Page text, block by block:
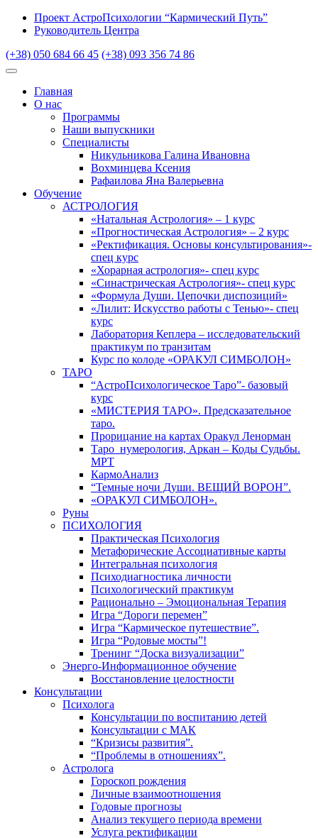
Проект АстроПсихологии “Кармический Путь”
Руководитель Центра
(+38) 050 684 66 45 (+38) 093 356 74 86
Главная
О нас
Программы
Наши выпускники
Специалисты
Никульникова Галина Ивановна
Вохминцева Ксения
Рафаилова Яна Валерьевна
Обучение
АСТРОЛОГИЯ
«Натальная Астрология» – 1 курс
«Прогностическая Астрология» – 2 курс
«Ректификация. Основы консультирования»-
спец курс
«Хорарная астрология»- спец курс
«Синастрическая Астрология»- спец курс
«Формула Души. Цепочки диспозиций»
«Лилит: Искусство работы с Тенью»- спец
курс
Лаборатория Кеплера – исследовательский
практикум по транзитам
Курс по колоде «ОРАКУЛ СИМБОЛОН»
ТАРО
“АстроПсихологическое Таро”- базовый
курс
«МИСТЕРИЯ ТАРО». Предсказательное
таро.
Прорицание на картах Оракул Ленорман
Таро_нумерология, Аркан – Коды Судьбы.
МРТ
КармоАнализ
“Темные ночи Души. ВЕЩИЙ ВОРОН”.
«ОРАКУЛ СИМБОЛОН».
Руны
ПСИХОЛОГИЯ
Практическая Психология
Метафорические Ассоциативные карты
Интегральная психология
Психодиагностика личности
Психологический практикум
Рационально – Эмоциональная Терапия
Игра “Дороги перемен”
Игра “Кармическое путешествие”.
Игра “Родовые мосты”!
Тренинг “Доска визуализации”
Энерго-Информационное обучение
Восстановление целостности
Консультации
Психолога
Консультации по воспитанию детей
Консультации с МАК
“Кризисы развития”.
“Проблемы в отношениях”.
Астролога
Гороскоп рождения
Личные взаимоотношения
Годовые прогнозы
Анализ текущего периода времени
Услуга ректификации